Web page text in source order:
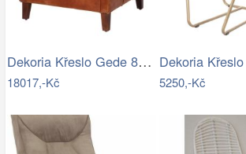
Dekoria Křeslo Gede 80x80x74cm, 80 x 80…
18017,-Kč 5250,-Kč